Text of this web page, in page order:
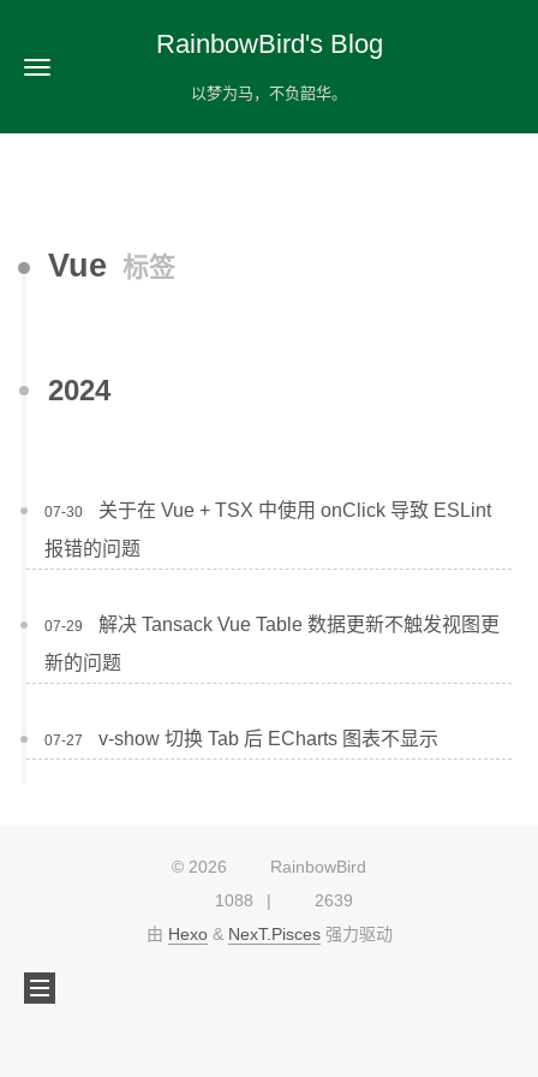
RainbowBird's Blog
以梦为马，不负韶华。
Vue 标签
2024
07-30
关于在 Vue + TSX 中使用 onClick 导致 ESLint
报错的问题
07-29
解决 Tansack Vue Table 数据更新不触发视图更
新的问题
07-27 v-show 切换 Tab 后 ECharts 图表不显示
© 2026
RainbowBird
1088
2639
由 Hexo& NexT.Pisces强力驱动